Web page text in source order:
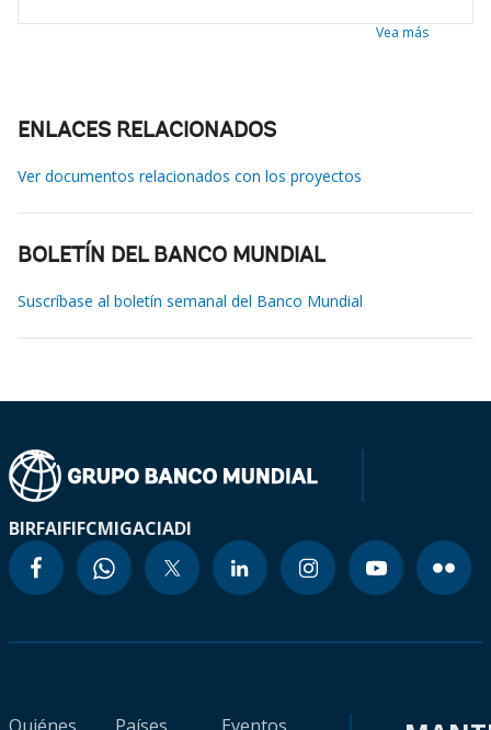
Vea más
ENLACES RELACIONADOS
Ver documentos relacionados con los proyectos
BOLETÍN DEL BANCO MUNDIAL
Suscríbase al boletín semanal del Banco Mundial
BIRFAIFIFCMIGACIADI